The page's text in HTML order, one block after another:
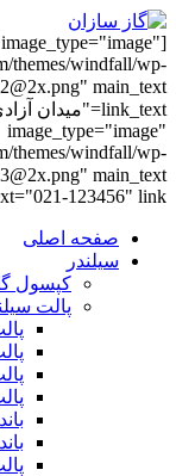
themes/windfall/wp-
image_type="image"
themes/windfall/wp-
123456" link="#"]
صفحه اصلی
سیلندر
کپسول
پالت